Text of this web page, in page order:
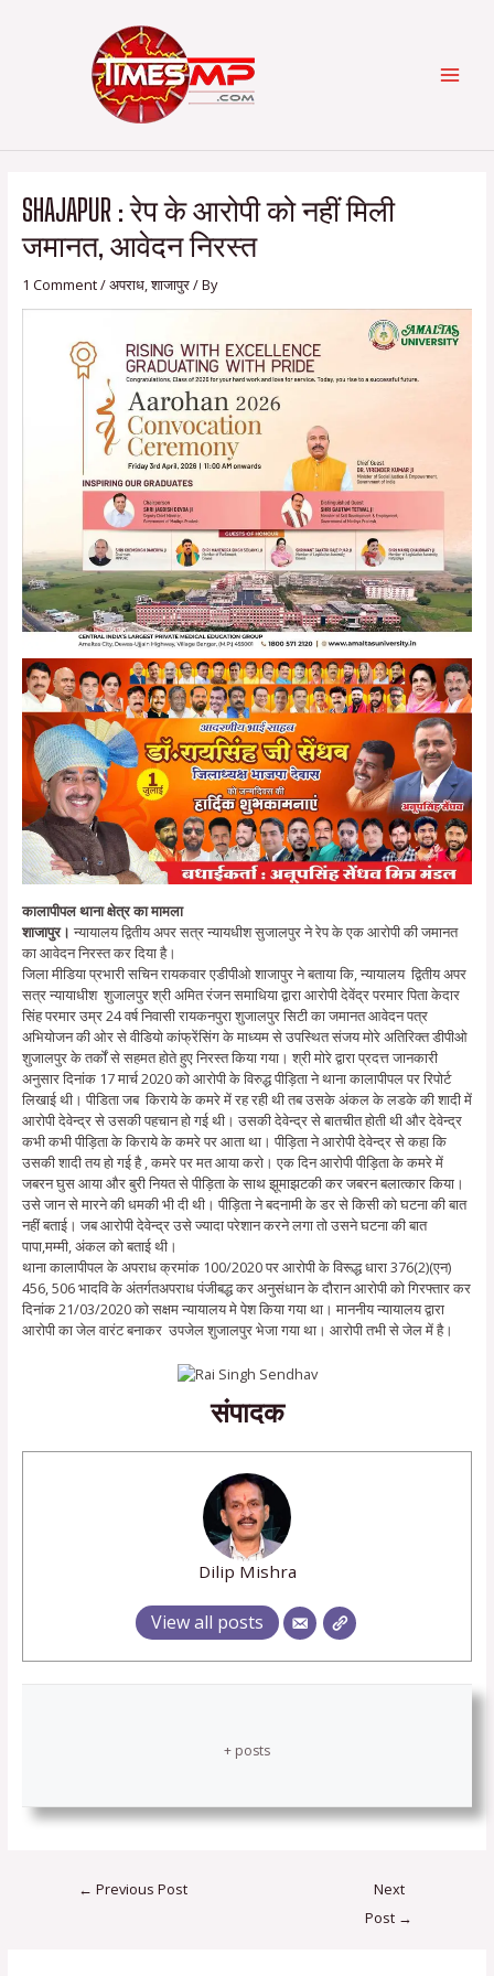
SHAJAPUR : रेप के आरोपी को नहीं मिली
जमानत, आवेदन निरस्त
1 Comment/अपराध,शाजापुर/ By
कालापीपल थाना क्षेत्र का मामला
शाजापुर। न्यायालय द्वितीय अपर सत्र न्यायधीश सुजालपुर ने रेप के एक आरोपी की जमानत
का आवेदन निरस्त कर दिया है।
जिला मीडिया प्रभारी सचिन रायकवार एडीपीओ शाजापुर ने बताया कि, न्यायालय द्वितीय अपर
सत्र न्यायाधीश शुजालपुर श्री अमित रंजन समाधिया द्वारा आरोपी देवेंद्र परमार पिता केदार
सिंह परमार उम्र 24 वर्ष निवासी रायकनपुरा शुजालपुर सिटी का जमानत आवेदन पत्र
अभियोजन की ओर से वीडियो कांफ्रेंसिंग के माध्यम से उपस्थित संजय मोरे अतिरिक्त डीपीओ
शुजालपुर के तर्कों से सहमत होते हुए निरस्त किया गया। श्री मोरे द्वारा प्रदत्त जानकारी
अनुसार दिनांक 17 मार्च 2020 को आरोपी के विरुद्ध पीड़िता ने थाना कालापीपल पर रिपोर्ट
लिखाई थी। पीडिता जब किराये के कमरे में रह रही थी तब उसके अंकल के लडके की शादी में
आरोपी देवेन्द्र से उसकी पहचान हो गई थी। उसकी देवेन्द्र से बातचीत होती थी और देवेन्द्र
कभी कभी पीड़िता के किराये के कमरे पर आता था। पीड़िता ने आरोपी देवेन्द्र से कहा कि
उसकी शादी तय हो गई है , कमरे पर मत आया करो। एक दिन आरोपी पीड़िता के कमरे में
जबरन घुस आया और बुरी नियत से पीड़िता के साथ झूमाझटकी कर जबरन बलात्कार किया।
उसे जान से मारने की धमकी भी दी थी। पीड़िता ने बदनामी के डर से किसी को घटना की बात
नहीं बताई। जब आरोपी देवेन्द्र उसे ज्यादा परेशान करने लगा तो उसने घटना की बात
पापा,मम्मी, अंकल को बताई थी।
थाना कालापीपल के अपराध क्रमांक 100/2020 पर आरोपी के विरूद्ध धारा 376(2)(एन)
456, 506 भादवि के अंतर्गतअपराध पंजीबद्ध कर अनुसंधान के दौरान आरोपी को गिरफ्तार कर
दिनांक 21/03/2020 को सक्षम न्यायालय मे पेश किया गया था। माननीय न्यायालय द्वारा
आरोपी का जेल वारंट बनाकर उपजेल शुजालपुर भेजा गया था। आरोपी तभी से जेल में है।
संपादक
Dilip Mishra
View all posts
+ posts
navigation
← Previous Post
Next
Post →